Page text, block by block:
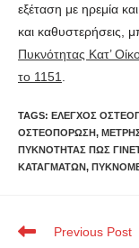
εξέταση με ηρεμία
και καθυστερήσεις,
Πυκνότητας Κατ’
το 1151
TAGS: ΈΛΕΓΧΟΣ
ΟΣΤΕΟΠΌΡΩΣΗ,
ΠΥΚΝΌΤΗΤΑΣ ΠΏΣ
ΚΑΤΑΓΜΆΤΩΝ,
Previous Post